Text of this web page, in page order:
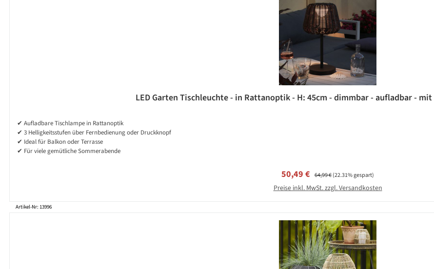
LED Garten Tischleuchte - in Rattanoptik - H: 45cm - dimmbar - aufladbar -
✔ Aufladbare Tischlampe in Rattanoptik
✔ 3 Helligkeitsstufen über Fernbedienung oder Druckknopf
✔ Ideal für Balkon oder Terrasse
✔ Für viele gemütliche Sommerabende
Verkaufspreis:
50,49 € Regulärer Preis:
64,99 €(22.31% gespart)
Preise inkl. MwSt. zzgl. Versandkosten
Artikel-Nr: 13996